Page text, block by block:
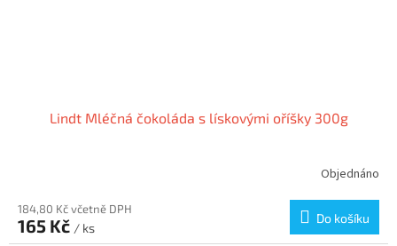
Lindt Mléčná čokoláda s lískovými oříšky 300g
Objednáno
184,80 Kč včetně DPH
165 Kč / ks
Do košíku